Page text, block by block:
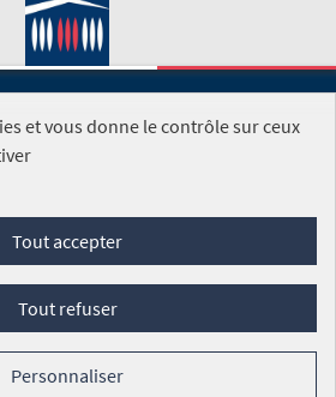
L'ASSEMBLÉE NATIONALE
aux questions
(CGU)
légales
Cookies
et vous donne le contrôle sur ceux
Tout accepter
Tout refuser
Personnaliser